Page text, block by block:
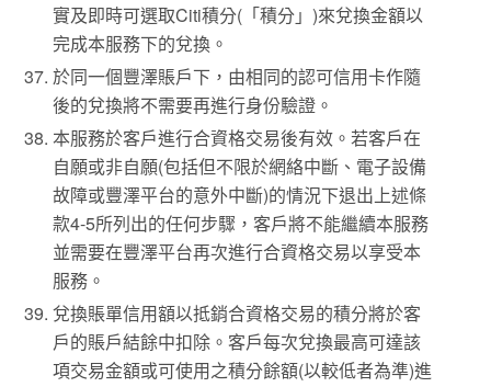
實及即時可選取Citi積分(「積分」)來兌換金額以
完成本服務下的兌換。
於同一個豐澤賬戶下，由相同的認可信用卡作隨
後的兌換將不需要再進行身份驗證。
本服務於客戶進行合資格交易後有效。若客戶在
自願或非自願(包括但不限於網絡中斷、電子設備
故障或豐澤平台的意外中斷)的情況下退出上述條
款4-5所列出的任何步驟，客戶將不能繼續本服務
並需要在豐澤平台再次進行合資格交易以享受本
服務。
兌換賬單信用額以抵銷合資格交易的積分將於客
戶的賬戶結餘中扣除。客戶每次兌換最高可達該
項交易金額或可使用之積分餘額(以較低者為準)進